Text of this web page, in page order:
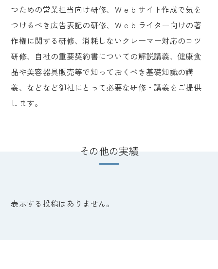
つための営業担当向け研修、Ｗｅｂサイト作成で気を
つけるべき広告表記の研修、Ｗｅｂライター向けの著
作権に関する研修、消耗しないクレーマー対応のコツ
研修、自社の重要契約書についての解説講義、健康食
品や美容器具販売等で知っておくべき基礎知識の講
義、などなど御社にとって必要な研修・講義をご提供
します。
その他の実績
表示する投稿はありません。